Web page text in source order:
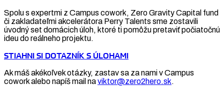
Spolu s expertmi z Campus cowork, Zero Gravity Capital fund
či zakladateľmi akcelerátora Perry Talents sme zostavili
úvodný set domácich úloh, ktoré ti pomôžu pretaviť počiatočnú
ideu do reálneho projektu.
STIAHNI SI DOTAZNÍK S ÚLOHAMI
Ak máš akékoľvek otázky, zastav sa za nami v Campus
cowork alebo napíš mail naviktor@zero2hero.sk.